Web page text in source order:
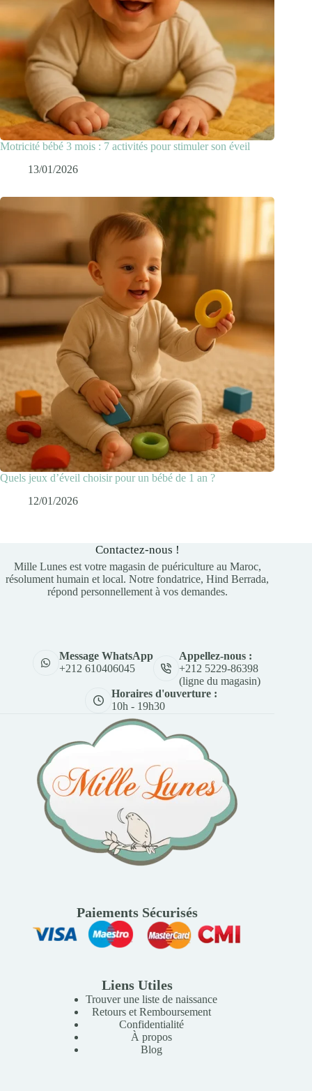
Motricité bébé 3 mois : 7 activités pour stimuler son éveil
13/01/2026
Quels jeux d’éveil choisir pour un bébé de 1 an ?
12/01/2026
Contactez-nous !
Mille Lunes est votre magasin de puériculture au Maroc,
résolument humain et local. Notre fondatrice, Hind Berrada,
répond personnellement à vos demandes.
Message WhatsApp
+212 610406045
Appellez-nous :
+212 5229-86398
(ligne du magasin)
Horaires d'ouverture :
10h - 19h30
Paiements Sécurisés
Liens Utiles
Trouver une liste de naissance
Retours et Remboursement
Confidentialité
À propos
Blog